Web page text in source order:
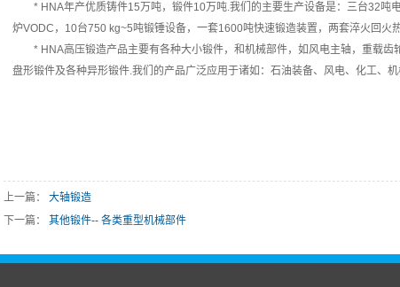
* HNA年产优质铸件15万吨，锻件10万吨.我们的主要生产设备是：三台32
炉VODC，10台750 kg~5吨锻锤设备，一套1600吨快速锻造装置，两套淬火回火
* HNA高压锻造产品主要有各种大小锻件，和机械部件，如风电主轴，重载
盘形锻件及各种异形锻件.我们的产品广泛应用于诸如：石油装备、风电、化工、
上一篇： 大轴锻造
下一篇： 其他锻件-- 各类重型机械部件